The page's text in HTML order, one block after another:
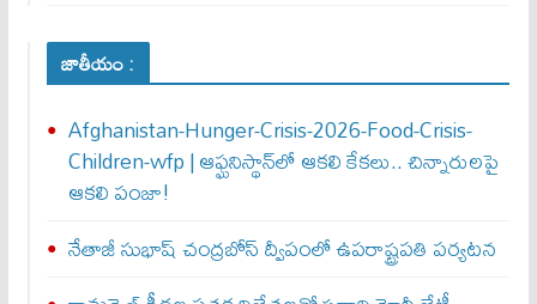
జాతీయం :
Afghanistan-Hunger-Crisis-2026-Food-Crisis-
Children-wfp | ఆఫ్ఘనిస్థాన్‌లో ఆకలి కేకలు.. చిన్నారులపై
ఆకలి పంజా!
నేతాజీ సుభాష్ చంద్రబోస్ ద్వీపంలో ఉపరాష్ట్రపతి పర్యటన